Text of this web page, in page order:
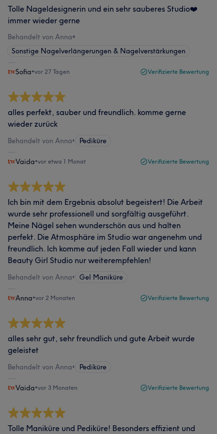
Tolle Nageldesignerin und ein sehr sauberes Studio❤️
immer wieder gerne
Behandelt von Anna•
Sonstige Nagelverlängerungen & Nagelverstärkungen
Sofia•vor 27 Tagen Verifizierte Bewertung
alles perfekt, sauber und freundlich. komme gerne
wieder zurück
Behandelt von Anna• Pediküre
Vaida•vor etwa 1 Monat Verifizierte Bewertung
Ich bin mit dem Ergebnis absolut begeistert! Die Arbeit
wurde sehr professionell und sorgfältig ausgeführt.
Meine Nägel sehen wunderschön aus und halten
perfekt. Die Atmosphäre im Studio war angenehm und
freundlich. Ich komme auf jeden Fall wieder und kann
Beauty Girl Studio nur weiterempfehlen!
Behandelt von Anna• Gel Maniküre
Anna•vor 2 Monaten Verifizierte Bewertung
alles sehr gut, sehr freundlich und gute Arbeit wurde
geleistet
Behandelt von Anna• Pediküre
Vaida•vor 3 Monaten Verifizierte Bewertung
Tolle Maniküre und Pediküre! Besonders effizient und